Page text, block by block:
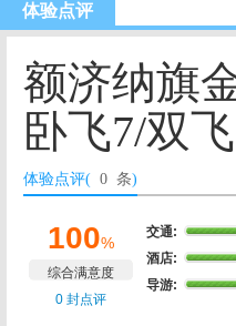
体验点评
额济纳旗
卧飞7/双
体验点评( 0 条)
100%
综合满意度
0 封点评
交通:
酒店:
导游: